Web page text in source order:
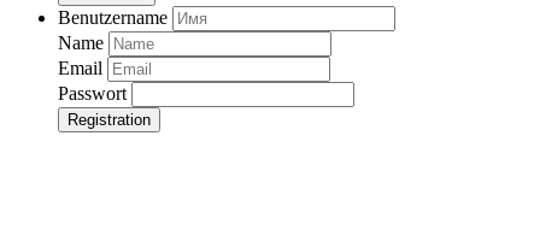
Benutzername
Name
Email
Passwort
Registration